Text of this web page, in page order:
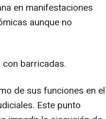
en manifestaciones
aunque no
barricadas.
de sus funciones en el
Este punto